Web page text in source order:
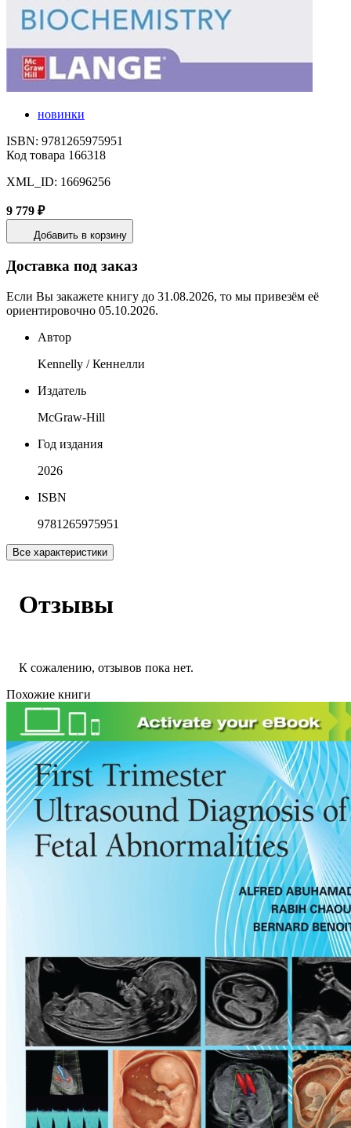
новинки
ISBN: 9781265975951
Код товара 166318
XML_ID: 16696256
9 779 ₽
Добавить в корзину
Доставка под заказ
Если Вы закажете книгу до 31.08.2026, то мы привезём её
ориентировочно 05.10.2026.
Автор
Kennelly / Кеннелли
Издатель
McGraw-Hill
Год издания
2026
ISBN
9781265975951
Все характеристики
Отзывы
К сожалению, отзывов пока нет.
Похожие книги